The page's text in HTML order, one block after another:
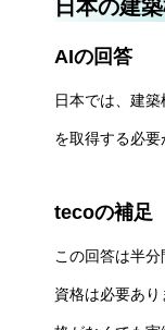
日本の建
AIの回答
日本では、建
を取得する必
tecoの補足
この回答は半分
資格は必要あ